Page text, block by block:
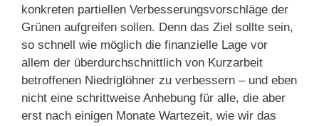
konkreten partiellen Verbesserungsvorschläge der
Grünen aufgreifen sollen. Denn das Ziel sollte sein,
so schnell wie möglich die finanzielle Lage vor
allem der überdurchschnittlich von Kurzarbeit
betroffenen Niedriglöhner zu verbessern – und eben
nicht eine schrittweise Anhebung für alle, die aber
erst nach einigen Monate Wartezeit, wie wir das